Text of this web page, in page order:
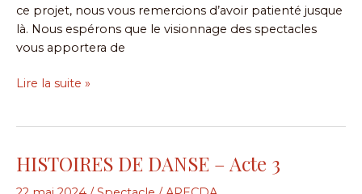
ce projet, nous vous remercions d’avoir patienté jusque
là. Nous espérons que le visionnage des spectacles
vous apportera de
Lire la suite »
HISTOIRES DE DANSE – Acte 3
HISTOIRES